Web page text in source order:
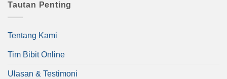
Tautan Penting
Tentang Kami
Tim Bibit Online
Ulasan & Testimoni